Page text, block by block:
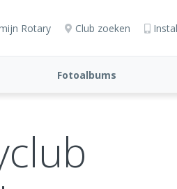
Rotary Club zoeken
Fotoalbums